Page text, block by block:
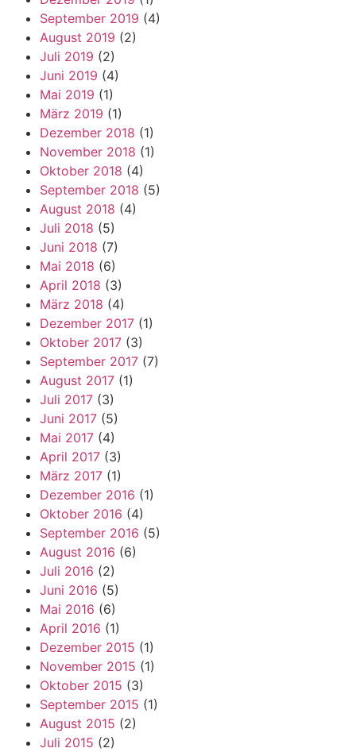
September 2019 (4)
August 2019 (2)
Juli 2019 (2)
Juni 2019 (4)
Mai 2019 (1)
März 2019 (1)
Dezember 2018 (1)
November 2018 (1)
Oktober 2018 (4)
September 2018 (5)
August 2018 (4)
Juli 2018 (5)
Juni 2018 (7)
Mai 2018 (6)
April 2018 (3)
März 2018 (4)
Dezember 2017 (1)
Oktober 2017 (3)
September 2017 (7)
August 2017 (1)
Juli 2017 (3)
Juni 2017 (5)
Mai 2017 (4)
April 2017 (3)
März 2017 (1)
Dezember 2016 (1)
Oktober 2016 (4)
September 2016 (5)
August 2016 (6)
Juli 2016 (2)
Juni 2016 (5)
Mai 2016 (6)
April 2016 (1)
Dezember 2015 (1)
November 2015 (1)
Oktober 2015 (3)
September 2015 (1)
August 2015 (2)
Juli 2015 (2)